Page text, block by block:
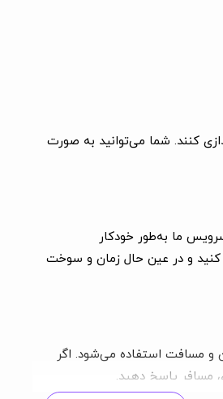
کنند. شما می‌توانید به صورت
ما به‌طور خودکار
کنید و در عین حال زمان و سوخت
و مسافت استفاده می‌شود. اگر
مسافر پاسخ دهید.